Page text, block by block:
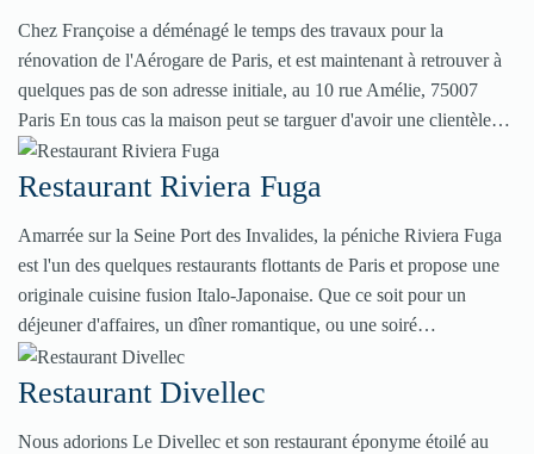
Chez Françoise a déménagé le temps des travaux pour la
rénovation de l'Aérogare de Paris, et est maintenant à retrouver à
quelques pas de son adresse initiale, au 10 rue Amélie, 75007
Paris En tous cas la maison peut se targuer d'avoir une clientèle…
Restaurant Riviera Fuga
Amarrée sur la Seine Port des Invalides, la péniche Riviera Fuga
est l'un des quelques restaurants flottants de Paris et propose une
originale cuisine fusion Italo-Japonaise. Que ce soit pour un
déjeuner d'affaires, un dîner romantique, ou une soiré…
Restaurant Divellec
Nous adorions Le Divellec et son restaurant éponyme étoilé au